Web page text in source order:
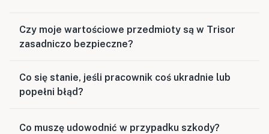
Czy moje wartościowe przedmioty są w Trisor
zasadniczo bezpieczne?
Co się stanie, jeśli pracownik coś ukradnie lub
popełni błąd?
Co muszę udowodnić w przypadku szkody?